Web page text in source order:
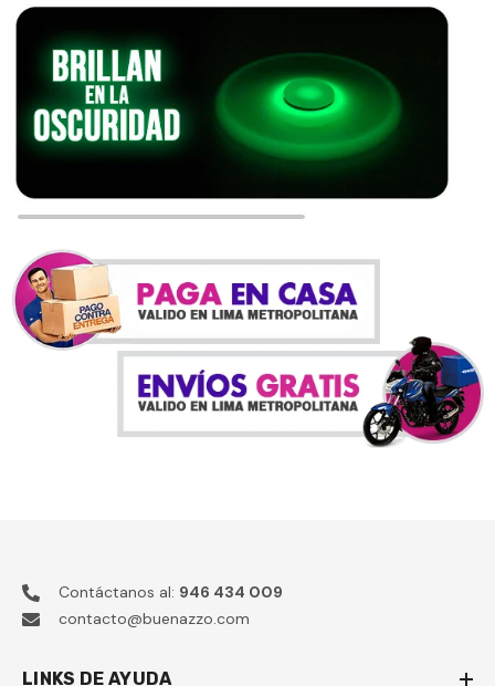
Contáctanos al: 946 434 009
contacto@buenazzo.com
LINKS DE AYUDA